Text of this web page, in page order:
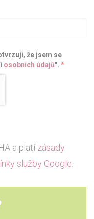
že jsem se
osobních údajů". *
a platízásady
služby Google